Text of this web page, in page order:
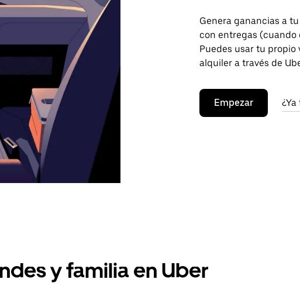
Genera ganancias a
con entregas (cuando
Puedes usar tu
alquiler a través de
Empezar
y familia en Uber